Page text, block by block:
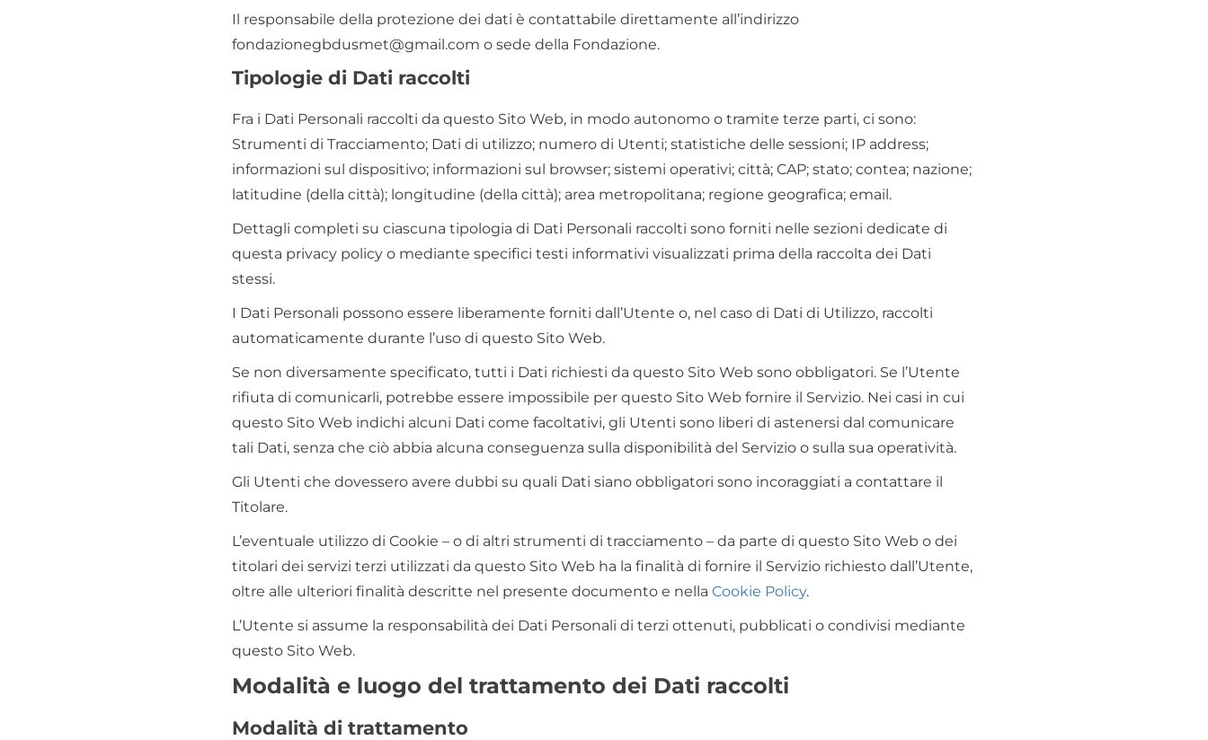
Il responsabile della protezione dei dati è contattabile direttamente all’indirizzo
fondazionegbdusmet@gmail.com o sede della Fondazione.
Tipologie di Dati raccolti
Fra i Dati Personali raccolti da questo Sito Web, in modo autonomo o tramite terze parti, ci sono:
Strumenti di Tracciamento; Dati di utilizzo; numero di Utenti; statistiche delle sessioni; IP address;
informazioni sul dispositivo; informazioni sul browser; sistemi operativi; città; CAP; stato; contea; nazione;
latitudine (della città); longitudine (della città); area metropolitana; regione geografica; email.
Dettagli completi su ciascuna tipologia di Dati Personali raccolti sono forniti nelle sezioni dedicate di
questa privacy policy o mediante specifici testi informativi visualizzati prima della raccolta dei Dati
stessi.
I Dati Personali possono essere liberamente forniti dall’Utente o, nel caso di Dati di Utilizzo, raccolti
automaticamente durante l’uso di questo Sito Web.
Se non diversamente specificato, tutti i Dati richiesti da questo Sito Web sono obbligatori. Se l’Utente
rifiuta di comunicarli, potrebbe essere impossibile per questo Sito Web fornire il Servizio. Nei casi in cui
questo Sito Web indichi alcuni Dati come facoltativi, gli Utenti sono liberi di astenersi dal comunicare
tali Dati, senza che ciò abbia alcuna conseguenza sulla disponibilità del Servizio o sulla sua operatività.
Gli Utenti che dovessero avere dubbi su quali Dati siano obbligatori sono incoraggiati a contattare il
Titolare.
L’eventuale utilizzo di Cookie – o di altri strumenti di tracciamento – da parte di questo Sito Web o dei
titolari dei servizi terzi utilizzati da questo Sito Web ha la finalità di fornire il Servizio richiesto dall’Utente,
oltre alle ulteriori finalità descritte nel presente documento e nella Cookie Policy.
L’Utente si assume la responsabilità dei Dati Personali di terzi ottenuti, pubblicati o condivisi mediante
questo Sito Web.
Modalità e luogo del trattamento dei Dati raccolti
Modalità di trattamento